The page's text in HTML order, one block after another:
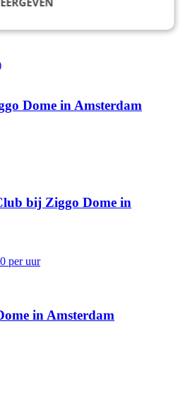
Vermeer
Dome in Amsterdam
bij Ziggo Dome in
per uur
in Amsterdam